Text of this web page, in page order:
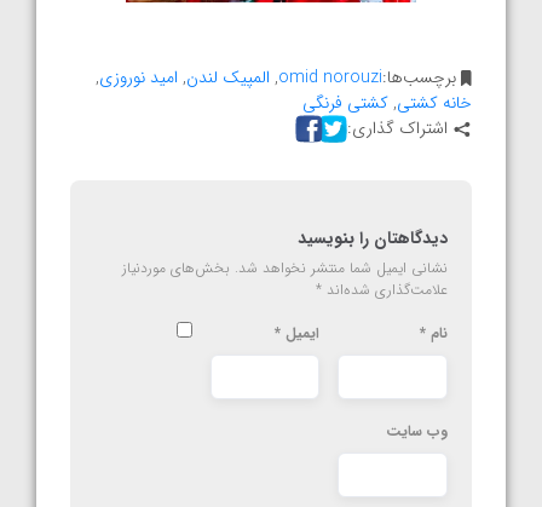
برچسب‌ها:omid norouzi
, المپیک لندن, امید نوروزی,
خانه کشتی,کشتی فرنگی
اشتراک گذاری:
دیدگاهتان را بنویسید
نشانی ایمیل شما منتشر نخواهد شد. بخش‌های موردنیاز
علامت‌گذاری شده‌اند *
نام * ایمیل *
وب‌ سایت